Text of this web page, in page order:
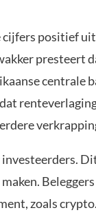
cijfers positief
presteert
centrale
zoals